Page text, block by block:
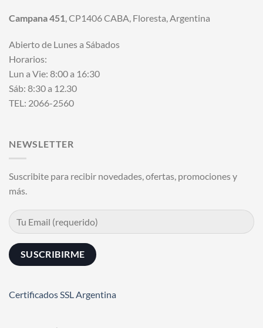
Campana 451 , CP1406 CABA, Floresta, Argentina
Abierto de Lunes a Sábados
Horarios:
Lun a Vie: 8:00 a 16:30
Sáb: 8:30 a 12.30
TEL: 2066-2560
NEWSLETTER
Suscribite para recibir novedades, ofertas, promociones y
más.
Certificados SSL Argentina